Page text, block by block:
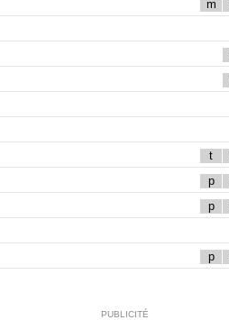
m
t
p
p
p
PUBLICITÉ